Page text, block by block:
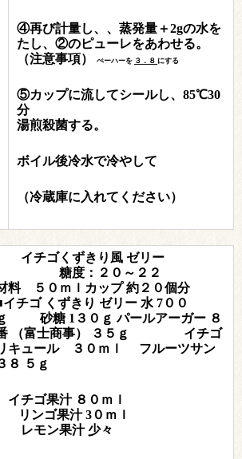
④再び計量し、、蒸発量＋2gの水を
たし、②のピューレをあわせる。
（注意事項）
ぺーハーを ３．８ にする
⑤カップに流してシールし、85℃30
分
湯煎殺菌する。
ボイル後冷水で冷やして
（冷蔵庫に入れてください）
イチゴくずきり風 ゼリー
糖度：２０～２２
料 ５０ｍｌカップ 約２０個分
イチゴ くずきり ゼリー 水 7００
砂糖 1３０ｇパールアーガー ８
（富士商事） ３５ｇ
イチゴ
キュール ３０ｍｌ
フルーツサン
８ ５ｇ
イチゴ果汁 ８０ｍｌ
リンゴ果汁 3０ｍｌ
レモン果汁 少々